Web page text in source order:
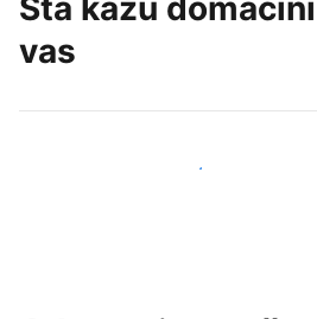
Šta kažu
vas
Pridružite se domaćinima